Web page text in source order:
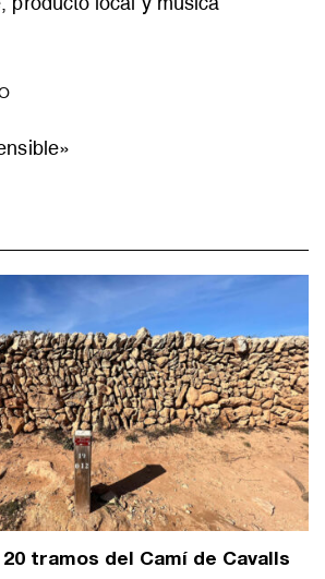
tramos del Camí de Cavalls